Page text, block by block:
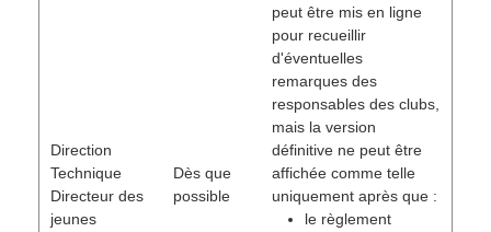
Direction
Technique
Directeur des
jeunes
Dès que
possible
peut être mis en ligne
pour recueillir
d'éventuelles
remarques des
responsables des clubs,
mais la version
définitive ne peut être
affichée comme telle
uniquement après que :
le règlement